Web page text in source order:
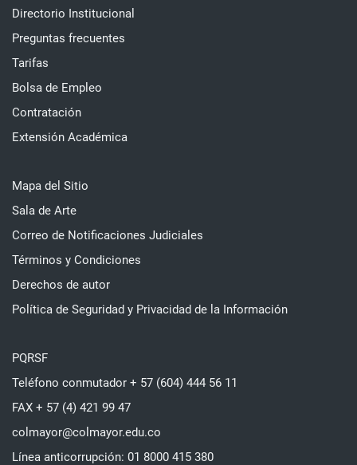
Directorio Institucional
Preguntas frecuentes
Tarifas
Bolsa de Empleo
Contratación
Extensión Académica
Mapa del Sitio
Sala de Arte
Correo de Notificaciones Judiciales
Términos y Condiciones
Derechos de autor
Política de Seguridad y Privacidad de la Información
PQRSF
Teléfono conmutador + 57 (604) 444 56 11
FAX + 57 (4) 421 99 47
colmayor@colmayor.edu.co
Línea anticorrupción: 01 8000 415 380